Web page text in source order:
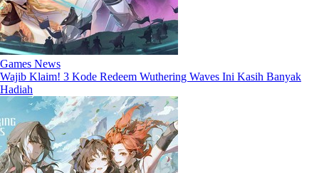
Games News
Wajib Klaim! 3 Kode Redeem Wuthering Waves Ini Kasih Banyak
Hadiah